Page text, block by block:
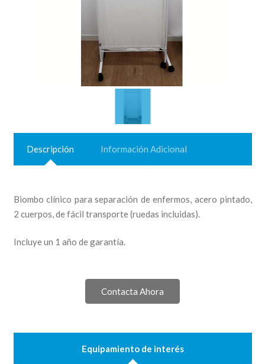
Descripción Información Adicional
Biombo clínico para separación de enfermos, acero pintado,
2 cuerpos, de fácil transporte (ruedas incluidas).
Incluye un 1 año de garantía.
Contacta Ahora
Equipamiento de interés